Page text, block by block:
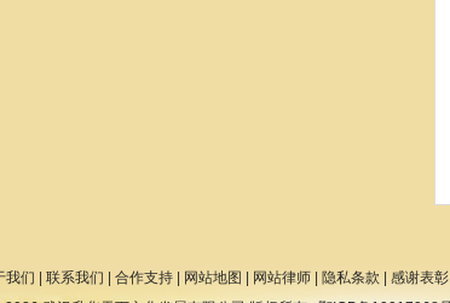
我们 联系我们 合作支持 网站地图 网站律师 隐私条款 感谢表彰